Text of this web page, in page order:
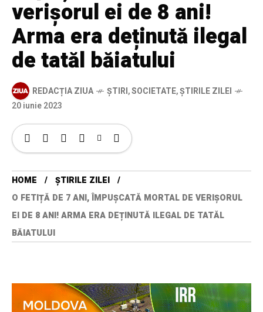
verișorul ei de 8 ani!
Arma era deținută ilegal
de tatăl băiatului
REDACȚIA ZIUA ȘTIRI,SOCIETATE,ȘTIRILE ZILEI
20 iunie 2023
HOME
ȘTIRILE ZILEI
O FETIȚĂ DE 7 ANI, ÎMPUȘCATĂ MORTAL DE VERIȘORUL
EI DE 8 ANI! ARMA ERA DEȚINUTĂ ILEGAL DE TATĂL
BĂIATULUI